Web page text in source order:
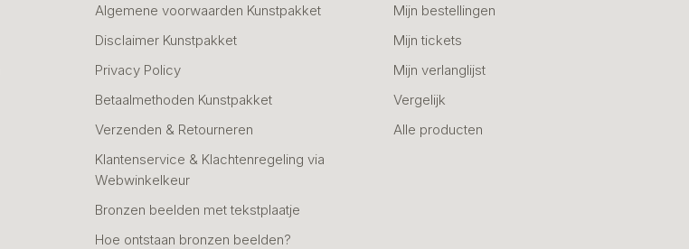
Algemene voorwaarden Kunstpakket
Disclaimer Kunstpakket
Privacy Policy
Betaalmethoden Kunstpakket
Verzenden & Retourneren
Klantenservice & Klachtenregeling via
Webwinkelkeur
Bronzen beelden met tekstplaatje
Hoe ontstaan bronzen beelden?
Mijn bestellingen
Mijn tickets
Mijn verlanglijst
Vergelijk
Alle producten